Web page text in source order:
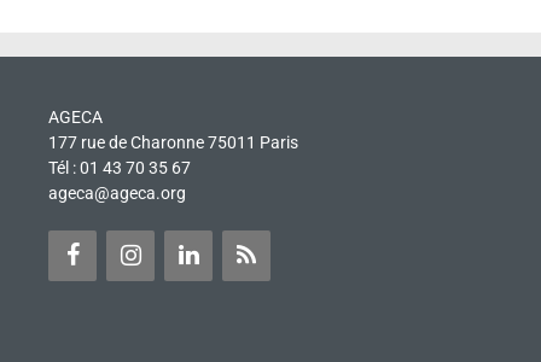
AGECA
177 rue de Charonne 75011 Paris
Tél : 01 43 70 35 67
ageca@ageca.org